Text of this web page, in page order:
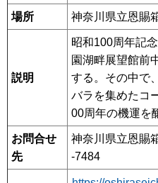
場所 神奈川県立恩賜
説明
昭和100周年記
園湖畔展望館前
する。その中で
バラを集めたコ
00周年の機運を
お問合せ
先
神奈川県立恩賜
-7484